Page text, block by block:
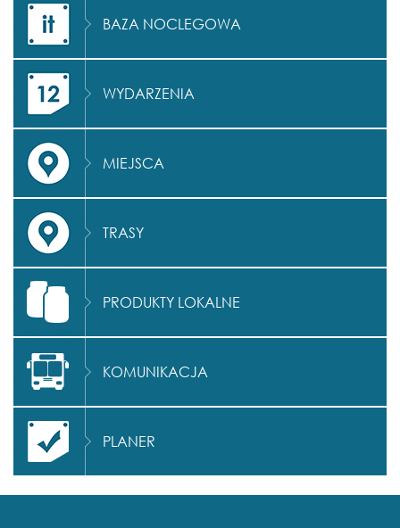
BAZA NOCLEGOWA
WYDARZENIA
MIEJSCA
TRASY
PRODUKTY LOKALNE
KOMUNIKACJA
PLANER